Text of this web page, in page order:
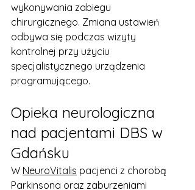
wykonywania zabiegu
chirurgicznego. Zmiana ustawień
odbywa się podczas wizyty
kontrolnej przy użyciu
specjalistycznego urządzenia
programującego.
Opieka neurologiczna
nad pacjentami DBS w
Gdańsku
W NeuroVitalis pacjenci z chorobą
Parkinsona oraz zaburzeniami